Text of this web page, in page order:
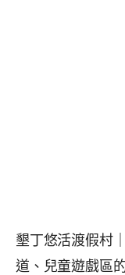
墾丁悠活渡假村
道、兒童遊戲區